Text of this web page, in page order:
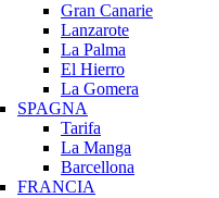
Gran Canarie
Lanzarote
La Palma
El Hierro
La Gomera
SPAGNA
Tarifa
La Manga
Barcellona
FRANCIA